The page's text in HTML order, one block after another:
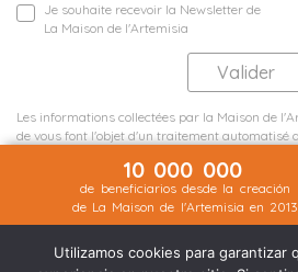
Je souhaite recevoir la Newsletter de
La Maison de l'Artemisia
Les informations collectées par la Maison de
de vous font l'objet d'un traitement automatisé
Menciones legales
10 000 000
de beneficiarios desde la creación
de La Maison de l'Artemisia en 2013
Utilizamos cookies para garantizar